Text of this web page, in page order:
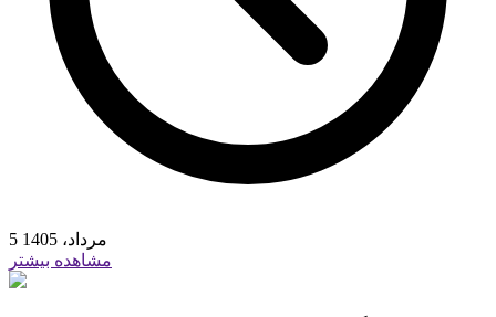
5 مرداد، 1405
مشاهده بیشتر